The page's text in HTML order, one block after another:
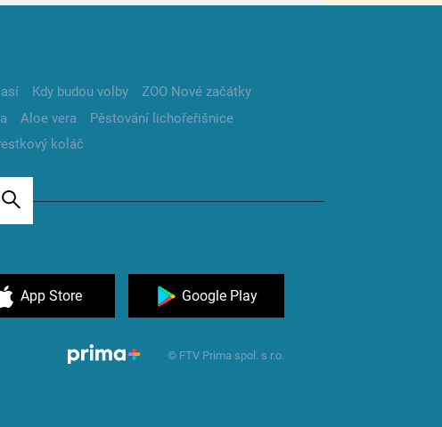
Kdy budou volby
ZOO Nové začátky
Aloe vera
Pěstování lichořeřišnice
koláč
App Store Google Play
© FTV Prima spol. s r.o.